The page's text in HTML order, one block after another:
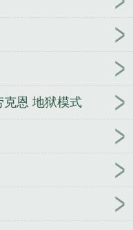
克恩 地狱模式